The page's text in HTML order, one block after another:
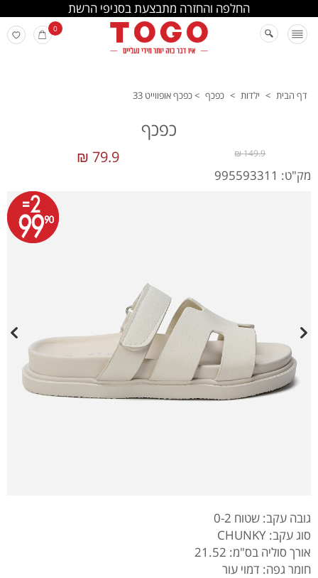
החלפה והחזרה מתבצעת בסניפי הרשת
0
דף הבית > ילדות > כפכף >כפכף אופווייט 33
כפכף
79.9 ₪ 149.9 ₪
מק"ט: 995593311
גובה עקב: שטוח 0-2
סוג עקב: CHUNKY
אורך סוליה בס"מ: 21.52
חומר גפה: דמוי עור